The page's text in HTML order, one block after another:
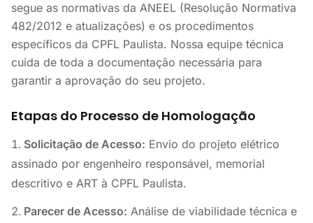
segue as normativas da ANEEL (Resolução Normativa
482/2012 e atualizações) e os procedimentos
específicos da CPFL Paulista. Nossa equipe técnica
cuida de toda a documentação necessária para
garantir a aprovação do seu projeto.
Etapas do Processo de Homologação
Solicitação de Acesso: Envio do projeto elétrico
assinado por engenheiro responsável, memorial
descritivo e ART à CPFL Paulista.
Parecer de Acesso: Análise de viabilidade técnica e